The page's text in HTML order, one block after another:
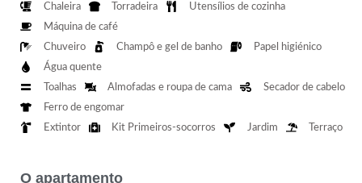
Chaleira
Torradeira
Utensílios de cozinha
Máquina de café
Chuveiro
Champô e gel de banho
Papel higiénico
Água quente
Toalhas
Almofadas e roupa de cama
Secador de cabelo
Ferro de engomar
Extintor
Kit Primeiros-socorros Jardim Terraço
O apartamento